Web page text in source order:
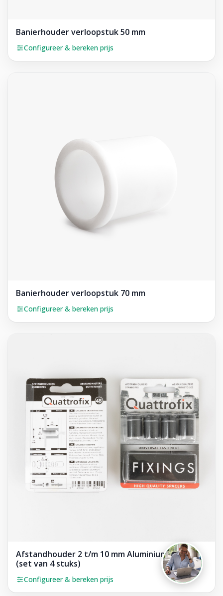
Banierhouder verloopstuk 50 mm
Configureer & bereken prijs
Banierhouder verloopstuk 70 mm
Configureer & bereken prijs
Afstandhouder 2 t/m 10 mm Aluminium Zwart
(set van 4 stuks)
Configureer & bereken prijs
Foliereclame
Meestal binnen een dag